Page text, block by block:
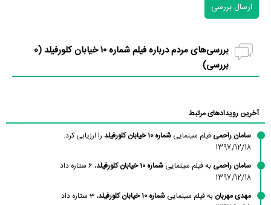
ارسال بررسی
بررسی‌های مردم درباره فیلم شماره ۱۰ خیابان کلورفیلد (
0
بررسی)
آخرین رویدادهای مرتبط
سامان راحمی فیلم سینمایی شماره ۱۰ خیابان کلورفیلد
را ارزیابی کرد.
1397/12/18
سامان راحمی به فیلم سینمایی شماره ۱۰ خیابان کلورفیلد
، 6 ستاره داد.
1397/12/18
مهدی مهربان به فیلم سینمایی شماره ۱۰ خیابان کلورفیلد
، 3 ستاره داد.